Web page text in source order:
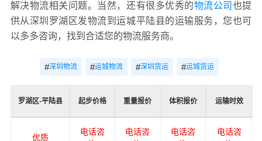
解决物流相关问题。当然，还有很多优秀的物流公司 也提
供从深圳罗湖区发物流到运城平陆县的运输服务，您也可
以多多咨询，找到合适您的物流服务商。
#深圳物流 #运城物流 #深圳货运 #运城货运
罗湖区-平陆县 起步价格 重量报价 体积报价 运输时效
优质
电话咨
电话咨
电话咨
电话咨